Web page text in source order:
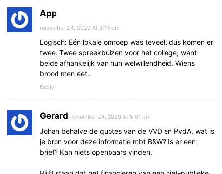
App
november 24, 2020 At 2:14 pm
Logisch: Eén lokale omroep was teveel, dus komen er
twee. Twee spreekbuizen voor het college, want
beide afhankelijk van hun welwillendheid. Wiens
brood men eet..
Reply
Gerard november 24, 2020 At 5:01 pm
Johan behalve de quotes van de VVD en PvdA, wat is
je bron voor deze informatie mbt B&W? Is er een
brief? Kan niets openbaars vinden.